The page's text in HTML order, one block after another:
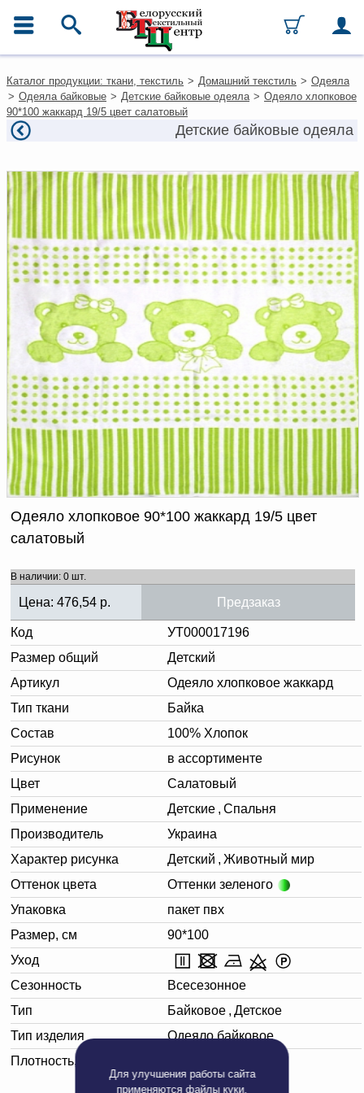
Для улучшения работы сайта
применяютсяфайлы куки.
Каталог
Ткани
Домашний текстиль
Одежда
Текстиль для ресторанов и
гостиниц
Текстильная галантерея и
Условия работы
Оплата и доставка
Как оформить заказ
Вакансии
Как нас найти
Написать нам
Доверенность на
получение груза
Документы по работе с
персональными данными
Письмо руководителю
Вопросы и ответы
Новости | Статьи
Каталог продукции: ткани, текстиль > Домашний текстиль > Одеяла
> Одеяла байковые > Детские байковые одеяла > Одеяло хлопковое
90*100 жаккард 19/5 цвет салатовый
Детские байковые одеяла
Одеяло хлопковое 90*100 жаккард 19/5 цвет
салатовый
В наличии: 0 шт.
Цена: 476,54 р. Предзаказ
Код
УТ000017196
Размер общий
Детский
Артикул
Одеяло хлопковое жаккард
Тип ткани
Байка
Состав
100% Хлопок
Рисунок
в ассортименте
Цвет
Салатовый
Применение
Детские , Спальня
Производитель
Украина
Характер рисунка
Детский , Животный мир
Оттенок цвета
Оттенки зеленого
Упаковка
пакет пвх
Размер, см
90*100
Уход
Сезонность
Всесезонное
Тип
Байковое , Детское
Тип изделия
Одеяло байковое
Плотность, г/м²
Добавить
в
корзину